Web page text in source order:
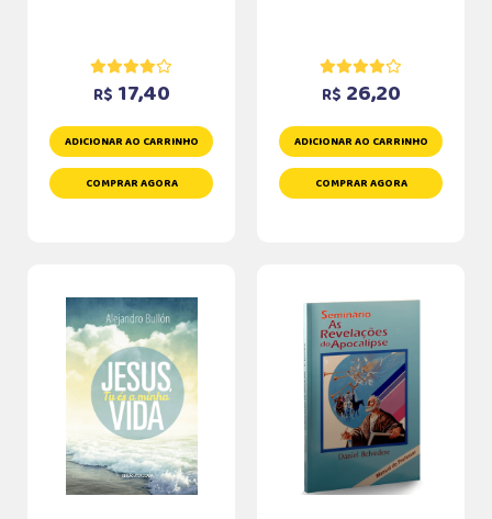
R$ 17,40
ADICIONAR AO CARRINHO
COMPRAR AGORA
R$ 26,20
ADICIONAR AO CARRINHO
COMPRAR AGORA